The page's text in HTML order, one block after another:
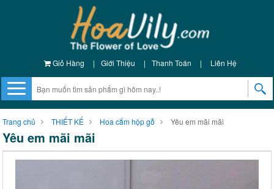
Giỏ Hàng | Giới Thiệu | Thanh Toán | Liên Hệ
Trang chủ THIẾT KẾ Hoa cắm hộp gỗ Yêu em mãi mãi
Yêu em mãi mãi